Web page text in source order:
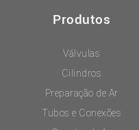
Produtos
Válvulas
Cilindros
Preparação de Ar
Tubos e Conexões